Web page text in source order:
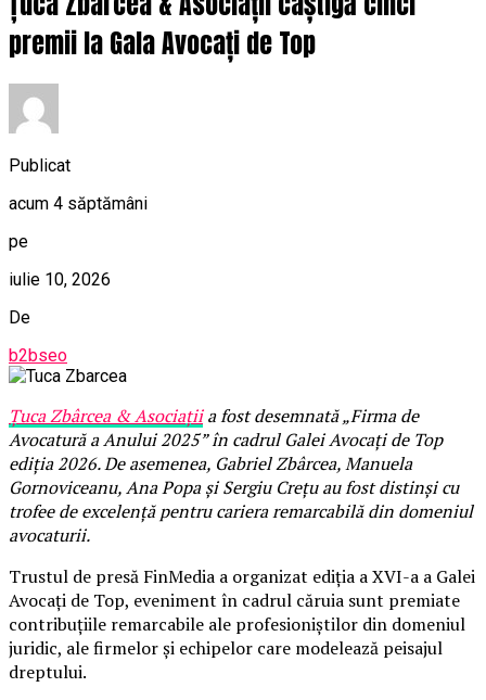
premii la Gala Avocați de Top
Publicat
acum 4 săptămâni
pe
iulie 10, 2026
De
b2bseo
Țuca Zbârcea & Asociațiia fost desemnată „Firma de
Avocatură a Anului 2025” în cadrul Galei Avocați de Top
ediția 2026. De asemenea, Gabriel Zbârcea, Manuela
Gornoviceanu, Ana Popa și Sergiu Crețu au fost distinși cu
trofee de excelență pentru cariera remarcabilă din domeniul
avocaturii.
Trustul de presă FinMedia a organizat ediția a XVI-a a Galei
Avocați de Top, eveniment în cadrul căruia sunt premiate
contribuțiile remarcabile ale profesioniștilor din domeniul
juridic, ale firmelor și echipelor care modelează peisajul
dreptului.